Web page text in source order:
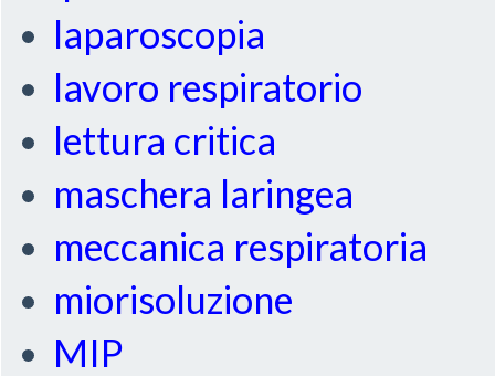
laparoscopia
lavoro respiratorio
lettura critica
maschera laringea
meccanica respiratoria
miorisoluzione
MIP